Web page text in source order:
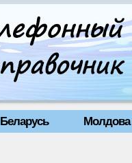
Беларусь Молдова